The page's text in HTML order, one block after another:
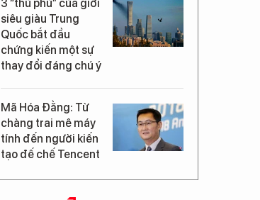
3 “thủ phủ” của giới
siêu giàu Trung
Quốc bắt đầu
chứng kiến một sự
thay đổi đáng chú ý
Mã Hóa Đằng: Từ
chàng trai mê máy
tính đến người kiến
tạo đế chế Tencent